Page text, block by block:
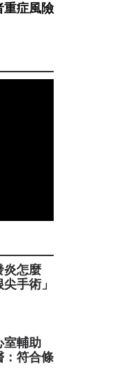
重症風險
炎怎麼
手術」
室輔助
符合條